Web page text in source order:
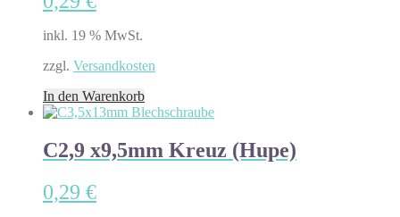
inkl. 19 % MwSt.
zzgl. Versandkosten
In den Warenkorb
C2,9 x9,5mm Kreuz (Hupe)
0,29 €